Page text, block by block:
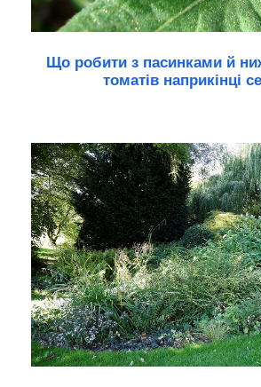
Що робити з пасинками й
томатів наприкінці